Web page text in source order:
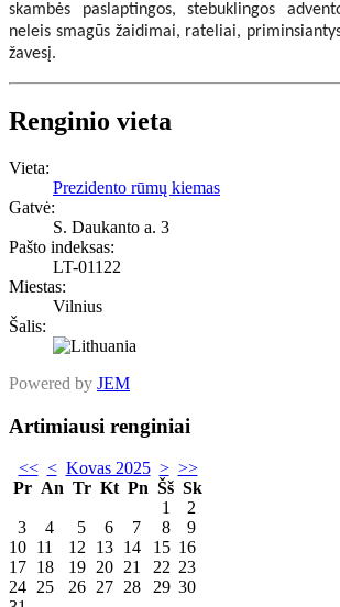
skambės paslaptingos, stebuklingos
neleis smagūs žaidimai, rateliai,
žavesį.
Renginio vieta
Vieta:
Prezidento rūmų kiemas
Gatvė:
S. Daukanto a. 3
Pašto indeksas:
LT-01122
Miestas:
Vilnius
Šalis:
Powered by JEM
Artimiausi renginiai
<< < Kovas 2025 > >>
Pr An Tr Kt Pn Šš Sk
1
2
3
4 5 6 7 8
9
10 11 12 13 14 15 16
17 18 19 20 21 22 23
24 25 26 27 28 29 30